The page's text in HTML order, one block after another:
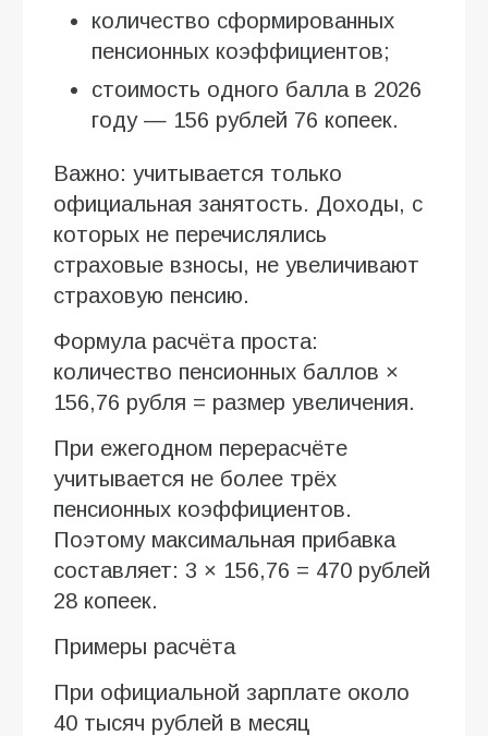
количество сформированных
пенсионных коэффициентов;
стоимость одного балла в 2026
году — 156 рублей 76 копеек.
Важно: учитывается только
официальная занятость. Доходы, с
которых не перечислялись
страховые взносы, не увеличивают
страховую пенсию.
Формула расчёта проста:
количество пенсионных баллов ×
156,76 рубля = размер увеличения.
При ежегодном перерасчёте
учитывается не более трёх
пенсионных коэффициентов.
Поэтому максимальная прибавка
составляет: 3 × 156,76 = 470 рублей
28 копеек.
Примеры расчёта
При официальной зарплате около
40 тысяч рублей в месяц